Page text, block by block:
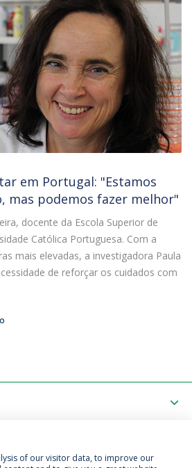
em Portugal: "Estamos
mas podemos fazer melhor"
docente da Escola Superior de
Católica Portuguesa. Com a
mais elevadas, a investigadora Paula
de reforçar os cuidados com
of our visitor data, to improve our